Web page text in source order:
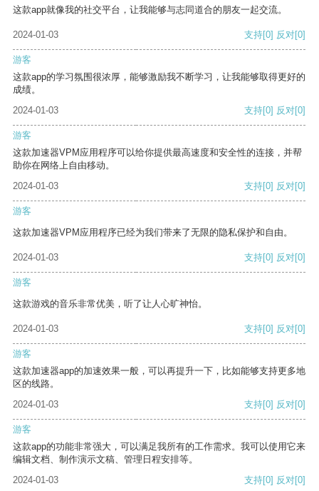
这款app就像我的社交平台，让我能够与志同道合的朋友一起交流。
2024-01-03 支持[0] 反对[0]
游客
这款app的学习氛围很浓厚，能够激励我不断学习，让我能够取得更好的
成绩。
2024-01-03
支持[0] 反对[0]
游客
这款加速器VPM应用程序可以给你提供最高速度和安全性的连接，并帮
助你在网络上自由移动。
2024-01-03
支持[0] 反对[0]
游客
这款加速器VPM应用程序已经为我们带来了无限的隐私保护和自由。
2024-01-03 支持[0] 反对[0]
游客
这款游戏的音乐非常优美，听了让人心旷神怡。
2024-01-03 支持[0] 反对[0]
游客
这款加速器app的加速效果一般，可以再提升一下，比如能够支持更多地
区的线路。
2024-01-03
支持[0] 反对[0]
游客
这款app的功能非常强大，可以满足我所有的工作需求。我可以使用它来
编辑文档、制作演示文稿、管理日程安排等。
2024-01-03
支持[0] 反对[0]